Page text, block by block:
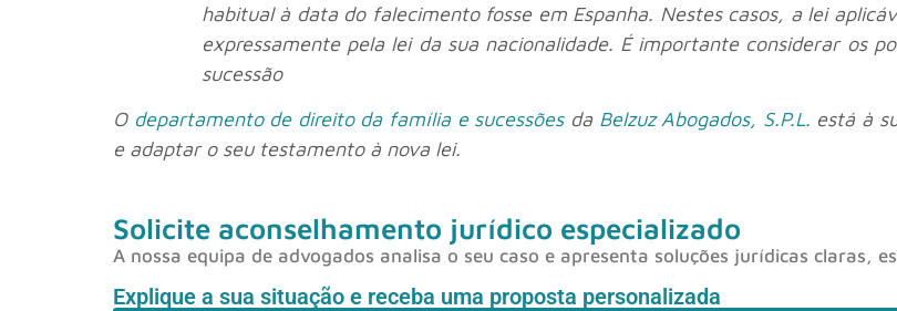
habitual à data do falecimento fosse em Espanha. Nestes casos, a lei
expressamente pela lei da sua nacionalidade. É importante considerar os
sucessão
O departamento de direito da família e sucessõesda Belzuz Abogados, S.P.L. está à
e adaptar o seu testamento à nova lei.
Solicite aconselhamento jurídico especializado
A nossa equipa de advogados analisa o seu caso e apresenta soluções jurídicas claras,
Explique a sua situação e receba uma proposta personalizada